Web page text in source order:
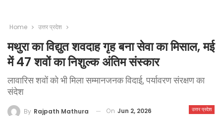
Home उत्तर प्रदेश
मथुरा का विद्युत शवदाह गृह बना सेवा का मिसाल, मई
में 47 शवों का निशुल्क अंतिम संस्कार
लावारिस शवों को भी मिला सम्मानजनक विदाई, पर्यावरण संरक्षण का
संदेश
उत्तर प्रदेश
By Rajpath Mathura On Jun 2, 2026